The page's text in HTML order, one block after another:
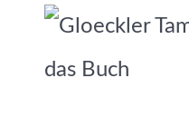
das Buch